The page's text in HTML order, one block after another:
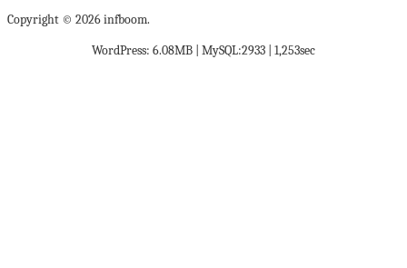
Copyright © 2026 infboom.
WordPress: 6.08MB | MySQL:2933 | 1,253sec